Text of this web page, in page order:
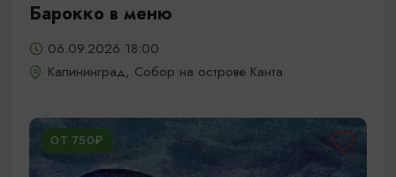
Барокко в меню
06.09.2026 18:00
Калининград, Собор на острове Канта
ОТ 750₽